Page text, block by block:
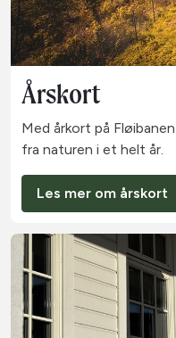
Årskort
Med årkort på
fra naturen i et helt år.
Les mer om årskort